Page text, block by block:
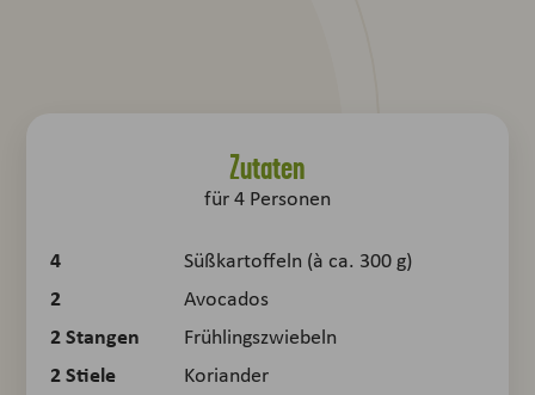
Zutaten
für4Personen
4 Süßkartoffeln (à ca. 300 g)
2 Avocados
2Stangen Frühlingszwiebeln
2Stiele Koriander